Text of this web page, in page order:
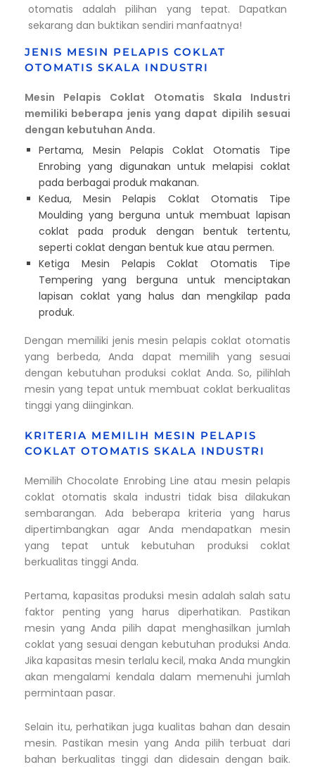
otomatis adalah pilihan yang tepat. Dapatkan
sekarang dan buktikan sendiri manfaatnya!
JENIS MESIN PELAPIS COKLAT
OTOMATIS SKALA INDUSTRI
Mesin Pelapis Coklat Otomatis Skala Industri
memiliki beberapa jenis yang dapat dipilih sesuai
dengan kebutuhan Anda.
Pertama, Mesin Pelapis Coklat Otomatis Tipe
Enrobing yang digunakan untuk melapisi coklat
pada berbagai produk makanan.
Kedua, Mesin Pelapis Coklat Otomatis Tipe
Moulding yang berguna untuk membuat lapisan
coklat pada produk dengan bentuk tertentu,
seperti coklat dengan bentuk kue atau permen.
Ketiga Mesin Pelapis Coklat Otomatis Tipe
Tempering yang berguna untuk menciptakan
lapisan coklat yang halus dan mengkilap pada
produk.
Dengan memiliki jenis mesin pelapis coklat otomatis
yang berbeda, Anda dapat memilih yang sesuai
dengan kebutuhan produksi coklat Anda. So, pilihlah
mesin yang tepat untuk membuat coklat berkualitas
tinggi yang diinginkan.
KRITERIA MEMILIH MESIN PELAPIS
COKLAT OTOMATIS SKALA INDUSTRI
Memilih Chocolate Enrobing Line atau mesin pelapis
coklat otomatis skala industri tidak bisa dilakukan
sembarangan. Ada beberapa kriteria yang harus
dipertimbangkan agar Anda mendapatkan mesin
yang tepat untuk kebutuhan produksi coklat
berkualitas tinggi Anda.
Pertama, kapasitas produksi mesin adalah salah satu
faktor penting yang harus diperhatikan. Pastikan
mesin yang Anda pilih dapat menghasilkan jumlah
coklat yang sesuai dengan kebutuhan produksi Anda.
Jika kapasitas mesin terlalu kecil, maka Anda mungkin
akan mengalami kendala dalam memenuhi jumlah
permintaan pasar.
Selain itu, perhatikan juga kualitas bahan dan desain
mesin. Pastikan mesin yang Anda pilih terbuat dari
bahan berkualitas tinggi dan didesain dengan baik.